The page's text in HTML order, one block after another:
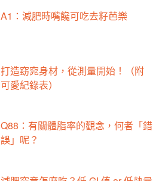
A1：減肥時嘴饞可吃去籽芭樂
打造窈窕身材，從測量開始！（附
可愛紀錄表）
Q88：有關體脂率的觀念，何者「錯
誤」呢？